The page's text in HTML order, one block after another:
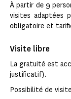
À partir de 9
visites adaptées
obligatoire et
Visite libre
La gratuité est
justificatif).
Possibilité de